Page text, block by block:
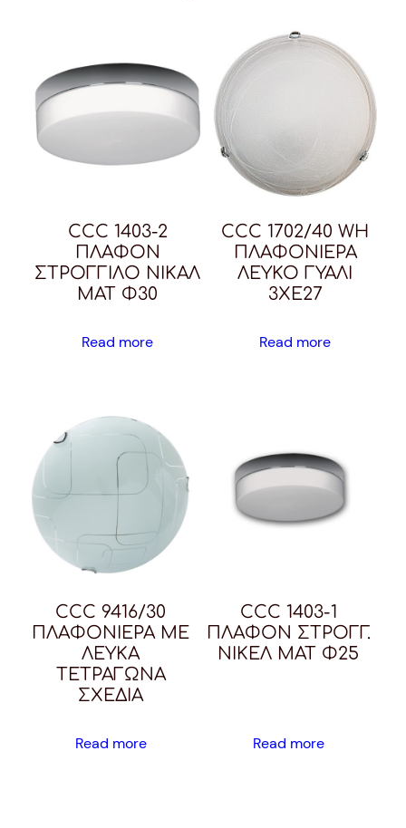
CCC 1403-2
ΠΛΑΦΟΝ
ΣΤΡΟΓΓΙΛΟ ΝΙΚΑΛ
ΜΑΤ Φ30
Read more
CCC 1702/40 WH
ΠΛΑΦΟΝΙΕΡΑ
ΛΕΥΚΟ ΓΥΑΛΙ
3ΧΕ27
Read more
CCC 9416/30
ΠΛΑΦΟΝΙΕΡΑ ΜΕ
ΛΕΥΚΑ
ΤΕΤΡΑΓΩΝΑ
ΣΧΕΔΙΑ
Read more
CCC 1403-1
ΠΛΑΦΟΝ ΣΤΡΟΓΓ.
ΝΙΚΕΛ ΜΑΤ Φ25
Read more